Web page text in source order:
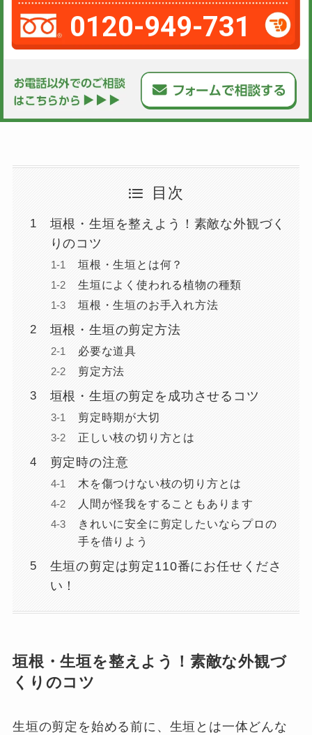
0120-949-731
目次
垣根・生垣を整えよう！素敵な外観づく
りのコツ
垣根・生垣とは何？
生垣によく使われる植物の種類
垣根・生垣のお手入れ方法
垣根・生垣の剪定方法
必要な道具
剪定方法
垣根・生垣の剪定を成功させるコツ
剪定時期が大切
正しい枝の切り方とは
剪定時の注意
木を傷つけない枝の切り方とは
人間が怪我をすることもあります
きれいに安全に剪定したいならプロの
手を借りよう
生垣の剪定は剪定110番にお任せくださ
い！
垣根・生垣を整えよう！素敵な外観づ
くりのコツ
生垣の剪定を始める前に、生垣とは一体どんな